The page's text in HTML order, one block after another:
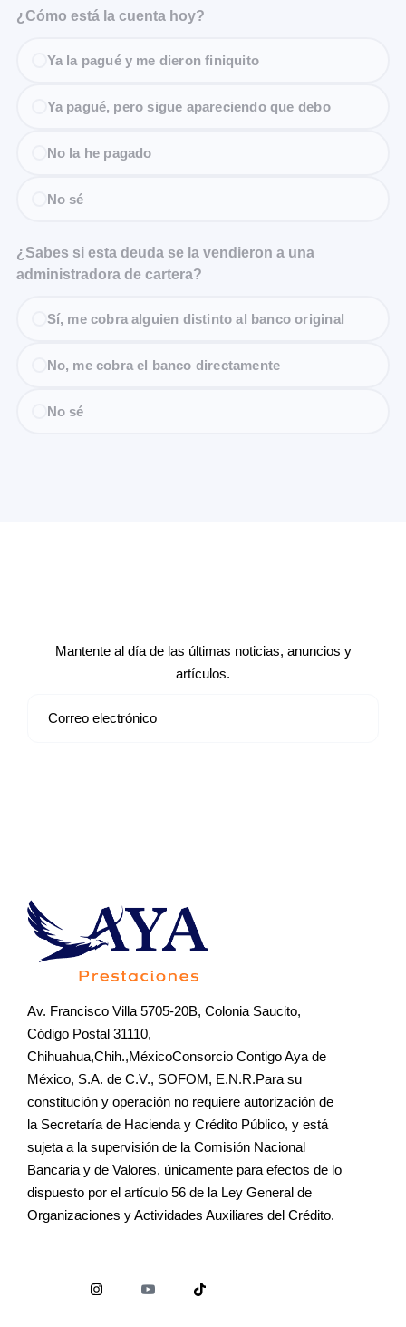
¿Cómo está la cuenta hoy?
Ya la pagué y me dieron finiquito
Ya pagué, pero sigue apareciendo que debo
No la he pagado
No sé
¿Sabes si esta deuda se la vendieron a una
administradora de cartera?
Sí, me cobra alguien distinto al banco original
No, me cobra el banco directamente
No sé
Mantente al día de las últimas noticias, anuncios y
artículos.
Av. Francisco Villa 5705-20B, Colonia Saucito,
Código Postal 31110,
Chihuahua,Chih.,MéxicoConsorcio Contigo Aya de
México, S.A. de C.V., SOFOM, E.N.R.Para su
constitución y operación no requiere autorización de
la Secretaría de Hacienda y Crédito Público, y está
sujeta a la supervisión de la Comisión Nacional
Bancaria y de Valores, únicamente para efectos de lo
dispuesto por el artículo 56 de la Ley General de
Organizaciones y Actividades Auxiliares del Crédito.